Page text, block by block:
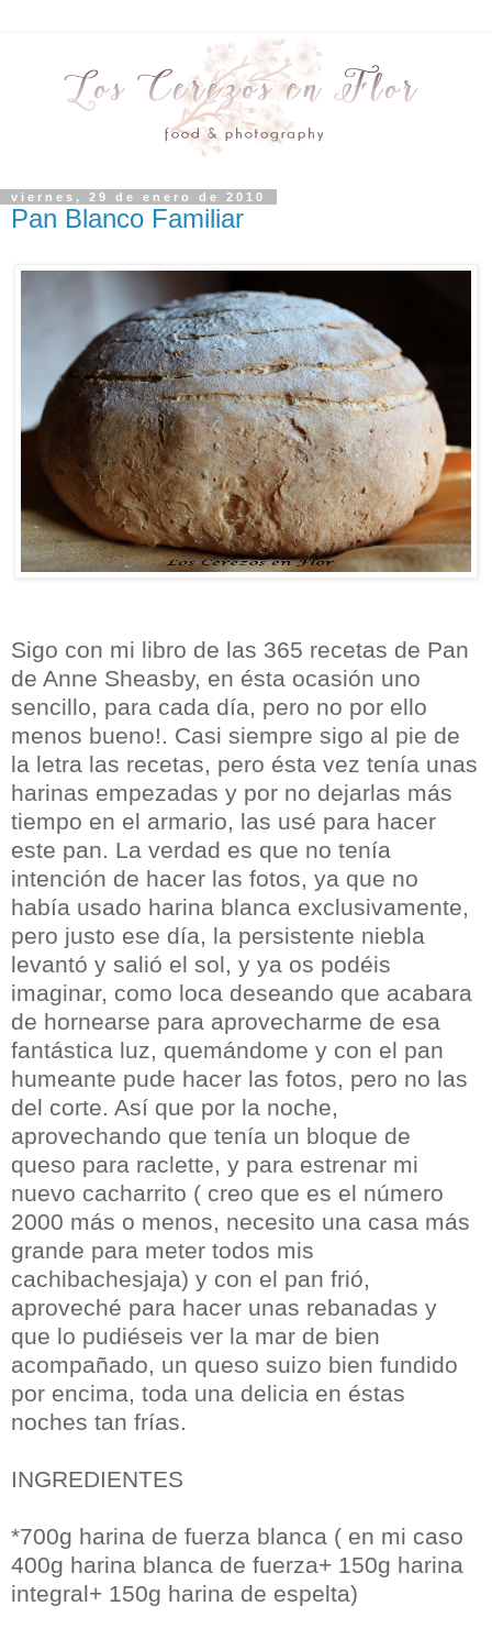
viernes, 29 de enero de 2010
Pan Blanco Familiar
Sigo con mi libro de las 365 recetas de Pan
de Anne Sheasby, en ésta ocasión uno
sencillo, para cada día, pero no por ello
menos bueno!. Casi siempre sigo al pie de
la letra las recetas, pero ésta vez tenía unas
harinas empezadas y por no dejarlas más
tiempo en el armario, las usé para hacer
este pan. La verdad es que no tenía
intención de hacer las fotos, ya que no
había usado harina blanca exclusivamente,
pero justo ese día, la persistente niebla
levantó y salió el sol, y ya os podéis
imaginar, como loca deseando que acabara
de hornearse para aprovecharme de esa
fantástica luz, quemándome y con el pan
humeante pude hacer las fotos, pero no las
del corte. Así que por la noche,
aprovechando que tenía un bloque de
queso para raclette, y para estrenar mi
nuevo cacharrito ( creo que es el número
2000 más o menos, necesito una casa más
grande para meter todos mis
cachibachesjaja) y con el pan frió,
aproveché para hacer unas rebanadas y
que lo pudiéseis ver la mar de bien
acompañado, un queso suizo bien fundido
por encima, toda una delicia en éstas
noches tan frías.
INGREDIENTES
*700g harina de fuerza blanca ( en mi caso
400g harina blanca de fuerza+ 150g harina
integral+ 150g harina de espelta)